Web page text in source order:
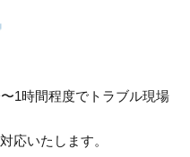
1時間程度でトラブル現場
応いたします。